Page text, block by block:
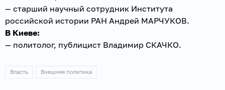
— старший научный сотрудник Института
российской истории РАН Андрей МАРЧУКОВ.
В Киеве:
— политолог, публицист Владимир СКАЧКО.
Власть Внешняя политика